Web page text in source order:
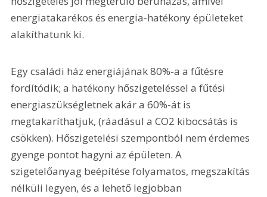
energiatakarékos és energia-hatékony épületeket
alakíthatunk ki.
Egy családi ház energiájának 80%-a a fűtésre
fordítódik; a hatékony hőszigeteléssel a fűtési
energiaszükségletnek akár a 60%-át is
megtakaríthatjuk, (ráadásul a CO2 kibocsátás is
csökken). Hőszigetelési szempontból nem érdemes
gyenge pontot hagyni az épületen. A
szigetelőanyag beépítése folyamatos, megszakítás
nélküli legyen, és a lehető legjobban